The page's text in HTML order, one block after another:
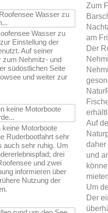
Wasser zu
Einstellung der
Auf seiner
zum Nehmitz- und
südöstlichen Seite
und weiter zur
Motorboote
Ruderbootfahrt sehr
auch sehr ruhig. Um
drei
und zwei
informieren über
Nutzung der
Zum
am
Der
Auf
daher
und
Um
Der